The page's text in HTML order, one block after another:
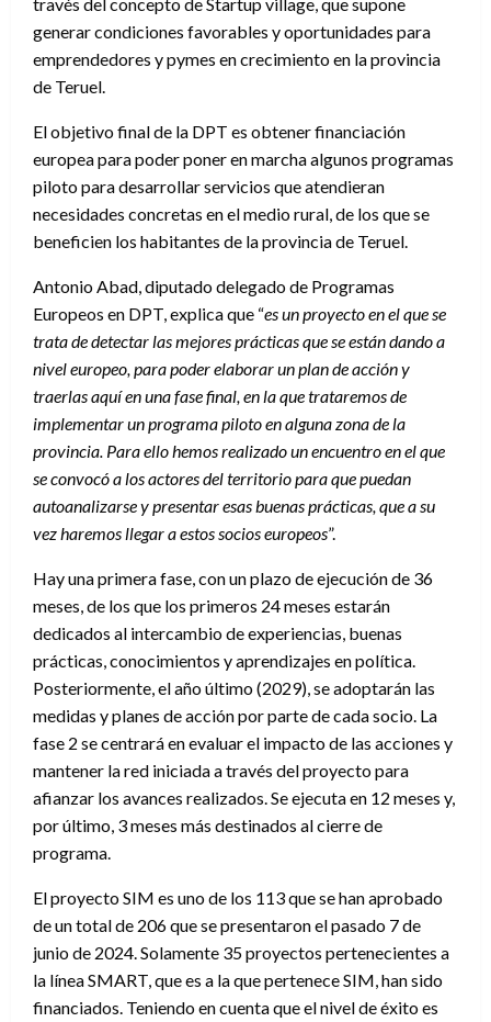
generar condiciones favorables y oportunidades para
emprendedores y pymes en crecimiento en la provincia
de Teruel.
El objetivo final de la DPT es obtener financiación
europea para poder poner en marcha algunos programas
piloto para desarrollar servicios que atendieran
necesidades concretas en el medio rural, de los que se
beneficien los habitantes de la provincia de Teruel.
Antonio Abad, diputado delegado de Programas
Europeos en DPT, explica que “es un proyecto en el que se
trata de detectar las mejores prácticas que se están dando a
nivel europeo, para poder elaborar un plan de acción y
traerlas aquí en una fase final, en la que trataremos de
implementar un programa piloto en alguna zona de la
provincia. Para ello hemos realizado un encuentro en el que
se convocó a los actores del territorio para que puedan
autoanalizarse y presentar esas buenas prácticas, que a su
vez haremos llegar a estos socios europeos”.
Hay una primera fase, con un plazo de ejecución de 36
meses, de los que los primeros 24 meses estarán
dedicados al intercambio de experiencias, buenas
prácticas, conocimientos y aprendizajes en política.
Posteriormente, el año último (2029), se adoptarán las
medidas y planes de acción por parte de cada socio. La
fase 2 se centrará en evaluar el impacto de las acciones y
mantener la red iniciada a través del proyecto para
afianzar los avances realizados. Se ejecuta en 12 meses y,
por último, 3 meses más destinados al cierre de
programa.
El proyecto SIM es uno de los 113 que se han aprobado
de un total de 206 que se presentaron el pasado 7 de
junio de 2024. Solamente 35 proyectos pertenecientes a
la línea SMART, que es a la que pertenece SIM, han sido
financiados. Teniendo en cuenta que el nivel de éxito es